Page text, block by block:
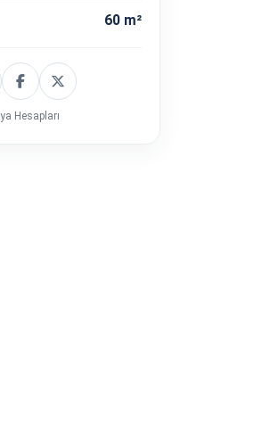
60 m²
Hesapları